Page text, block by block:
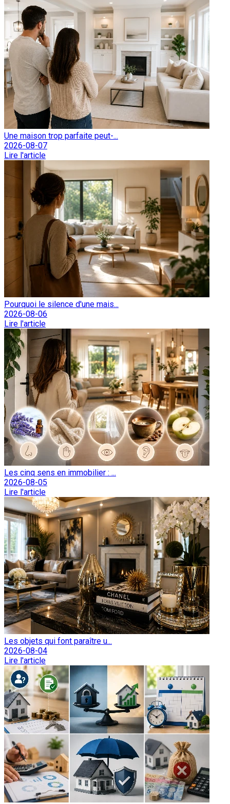
Une maison trop parfaite peut-...
2026-08-07
Lire l'article
Pourquoi le silence d'une mais...
2026-08-06
Lire l'article
Les cinq sens en immobilier : ...
2026-08-05
Lire l'article
Les objets qui font paraître u...
2026-08-04
Lire l'article